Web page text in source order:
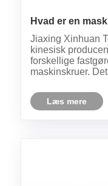
Hvad er en
Jiaxing Xinhuan
kinesisk
forskellige
maskinskruer.
bekvem
vedligeholdelse
Læs mere